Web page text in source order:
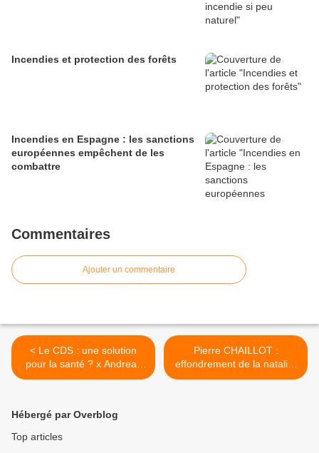
Incendies et protection des forêts
Incendies en Espagne : les sanctions
européennes empêchent de les
combattre
Commentaires
Ajouter un commentaire
< Le CDS : une solution
pour la santé ? x Andreas
Kalcker
Pierre CHAILLOT :
effondrement de la natalité
>
Hébergé par Overblog
Top articles